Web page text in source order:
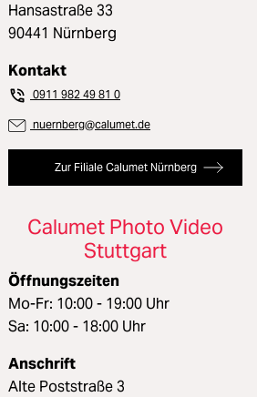
Hansastraße 33
90441 Nürnberg
Kontakt
0911 982 49 81 0
nuernberg@calumet.de
Zur Filiale Calumet Nürnberg
Calumet Photo Video
Stuttgart
Öffnungszeiten
Mo-Fr: 10:00 - 19:00 Uhr
Sa: 10:00 - 18:00 Uhr
Anschrift
Alte Poststraße 3